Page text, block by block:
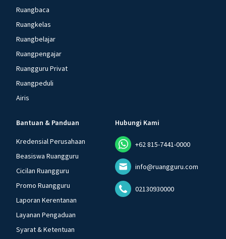
Ruangbaca
Ruangkelas
Ruangbelajar
Ruangpengajar
Ruangguru Privat
Ruangpeduli
Airis
Bantuan & Panduan
Kredensial Perusahaan
Beasiswa Ruangguru
Cicilan Ruangguru
Promo Ruangguru
Laporan Kerentanan
Layanan Pengaduan
Syarat & Ketentuan
Hubungi Kami
+62 815-7441-0000
info@ruangguru.com
02130930000